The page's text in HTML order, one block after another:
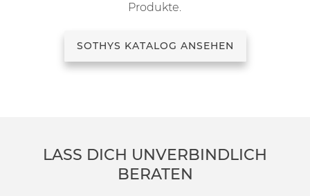
Produkte.
SOTHYS KATALOG ANSEHEN
LASS DICH UNVERBINDLICH
BERATEN